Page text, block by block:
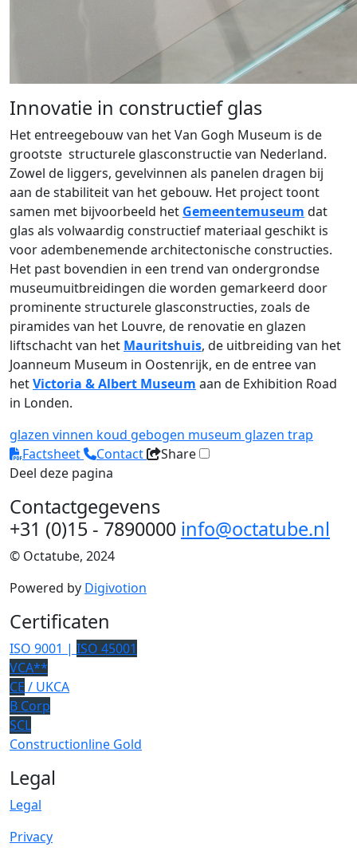
Innovatie in constructief glas
Het entreegebouw van het Van Gogh Museum is de
grootste structurele glasconstructie van Nederland.
Zowel de liggers, gevelvinnen als panelen dragen bij
aan de stabiliteit van het gebouw. Het project toont
samen met bijvoorbeeld het Gemeentemuseum dat
glas als volwaardig constructief materiaal geschikt is
voor adembenemende architectonische constructies.
Het past bovendien in een trend van ondergrondse
museumuitbreidingen die worden gemarkeerd door
prominente structurele glasconstructies, zoals de
piramides van het Louvre, de renovatie en glazen
liftschacht van het Mauritshuis, de uitbreiding van het
Joanneum Museum in Oostenrijk, en de entree van
hetVictoria & Albert Museum aan de Exhibition Road
in Londen.
glazen vinnen koud gebogen museum glazen trap
Factsheet
Contact
Share
Deel deze pagina
Contactgegevens
+31 (0)15 - 7890000 info@octatube.nl
© Octatube, 2024
Powered by Digivotion
Certificaten
ISO 9001 | ISO 45001
VCA**
CE / UKCA
B Corp
SCL
Constructionline Gold
Legal
Legal
Privacy